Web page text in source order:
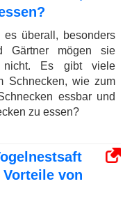
es überall, besonders
Gärtner mögen sie
nicht. Es gibt viele
Schnecken, wie zum
essbar und
zu essen?
von